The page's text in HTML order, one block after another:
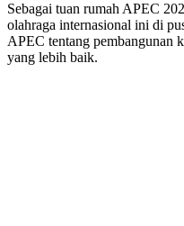
Sebagai tuan rumah APEC
olahraga internasional ini di
APEC tentang pembangunan
yang lebih baik.